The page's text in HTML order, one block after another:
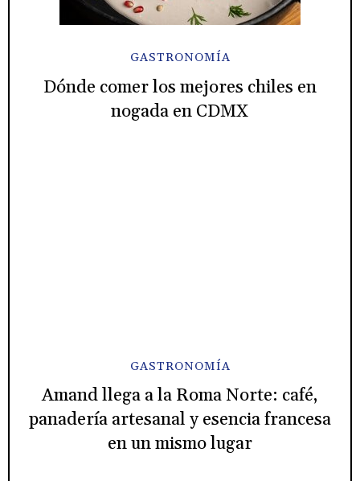
GASTRONOMÍA
Dónde comer los mejores chiles en
nogada en CDMX
GASTRONOMÍA
Amand llega a la Roma Norte: café,
panadería artesanal y esencia francesa
en un mismo lugar